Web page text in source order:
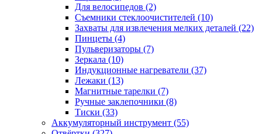
Для велосипедов (2)
Съемники стеклоочистителей (10)
Захваты для извлечения мелких деталей (22)
Пинцеты (4)
Пульверизаторы (7)
Зеркала (10)
Индукционные нагреватели (37)
Лежаки (13)
Магнитные тарелки (7)
Ручные заклепочники (8)
Тиски (33)
Аккумуляторный инструмент (55)